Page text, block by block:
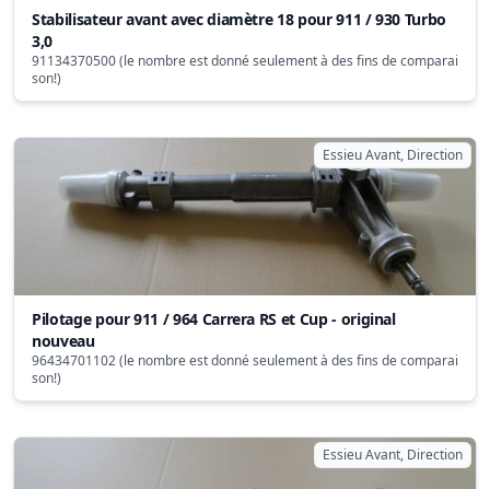
Stabilisateur avant avec diamètre 18 pour 911 / 930 Turbo
3,0
91134370500 (le nombre est donné seulement à des fins de comparai
son!)
Essieu Avant, Direction
Pilotage pour 911 / 964 Carrera RS et Cup - original
nouveau
96434701102 (le nombre est donné seulement à des fins de comparai
son!)
Essieu Avant, Direction